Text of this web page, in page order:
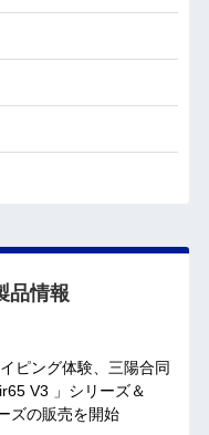
品情報
ピング体験、三陽合同
V3 」シリーズ＆
ズの販売を開始